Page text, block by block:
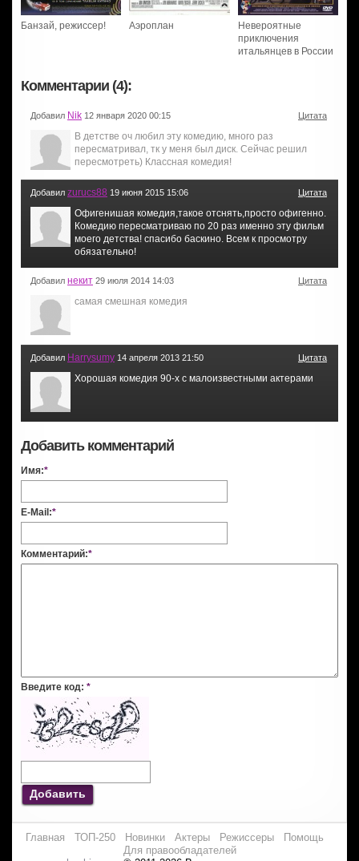
Банзай, режиссер! Аэроплан
Невероятные
приключения
итальянцев в России
Комментарии (4):
Добавил Nik 12 января 2020 00:15 Цитата
В детстве оч любил эту комедию, много раз
пересматривал, тк у меня был диск. Сейчас решил
пересмотреть) Классная комедия!
Добавил zurucs88 19 июня 2015 15:06 Цитата
Офигенишая комедия,такое отснять,просто офигенно.
Комедию пересматриваю по 20 раз именно эту фильм
моего детства! спасибо баскино. Всем к просмотру
обязательно!
Добавил некит 29 июля 2014 14:03 Цитата
самая смешная комедия
Добавил Harrysumy 14 апреля 2013 21:50 Цитата
Хорошая комедия 90-х с малоизвестными актерами
Добавить комментарий
Имя:*
E-Mail:*
Комментарий:*
Введите код: *
Добавить
Главная ТОП-250 Новинки Актеры Режиссеры
Помощь
Для правообладателей